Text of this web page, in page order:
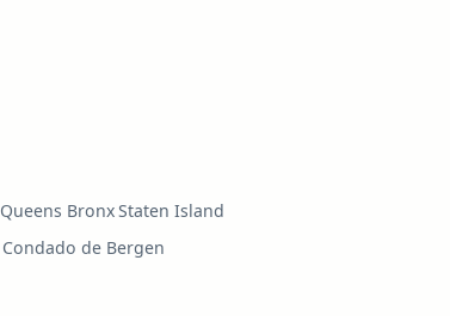
Queens BronxStaten Island
Condado de Bergen